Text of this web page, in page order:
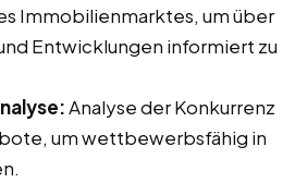
Immobilienmarktes, um über
Entwicklungen informiert zu
Analyse der Konkurrenz
um wettbewerbsfähig in